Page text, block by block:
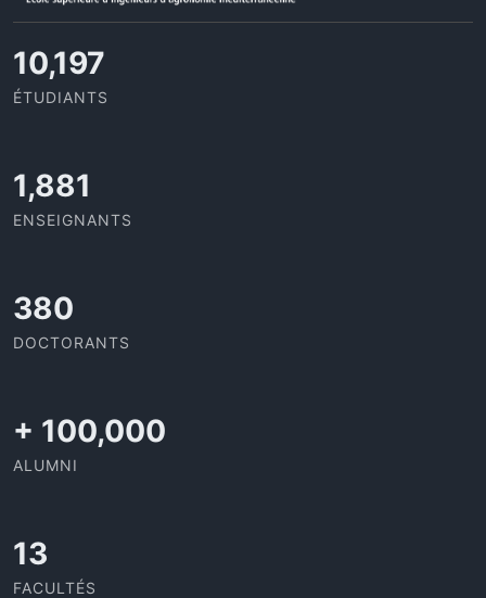
11,124
ÉTUDIANTS
2,052
ENSEIGNANTS
414
DOCTORANTS
+ 100,000
ALUMNI
13
FACULTÉS